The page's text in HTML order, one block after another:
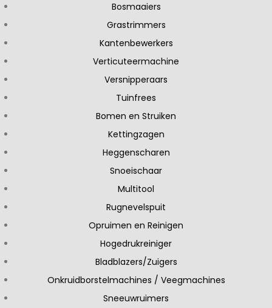
Bosmaaiers
Grastrimmers
Kantenbewerkers
Verticuteermachine
Versnipperaars
Tuinfrees
Bomen en Struiken
Kettingzagen
Heggenscharen
Snoeischaar
Multitool
Rugnevelspuit
Opruimen en Reinigen
Hogedrukreiniger
Bladblazers/Zuigers
Onkruidborstelmachines / Veegmachines
Sneeuwruimers